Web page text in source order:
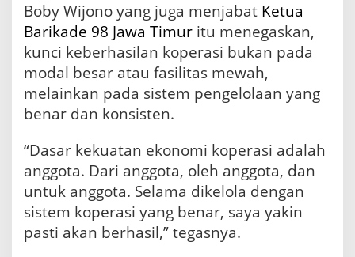
d
e
g
a
n
S
t
e
m
y
a
g
Boby Wijono yang juga menjabat Ketua
Barikade 98 Jawa Timur itu menegaskan,
kunci keberhasilan koperasi bukan pada
modal besar atau fasilitas mewah,
melainkan pada sistem pengelolaan yang
benar dan konsisten.
“Dasar kekuatan ekonomi koperasi adalah
anggota. Dari anggota, oleh anggota, dan
untuk anggota. Selama dikelola dengan
sistem koperasi yang benar, saya yakin
pasti akan berhasil,” tegasnya.